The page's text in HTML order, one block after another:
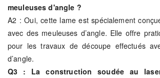
meuleuses d'angle ?
A2 : Oui, cette lame est spécialement
avec des meuleuses d’angle. Elle offre
pour les travaux de découpe effectués
d’angle.
Q3 : La construction soudée au